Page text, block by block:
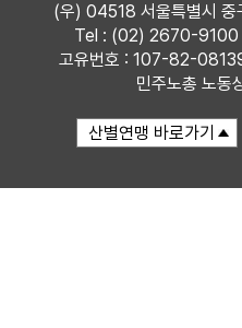
(우) 04518 서울특별시 중
Tel : (02) 2670-
고유번호 : 107-82-
민주노총 노